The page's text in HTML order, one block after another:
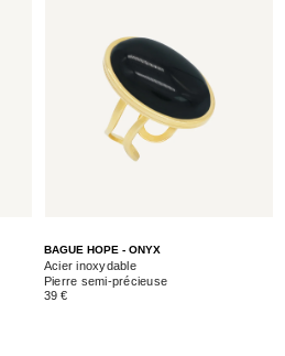
BAGUE HOPE - ONYX
Acier inoxydable
Pierre semi-précieuse
39 €